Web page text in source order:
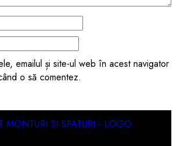
emailul și site-ul web în acest navigator
o să comentez.